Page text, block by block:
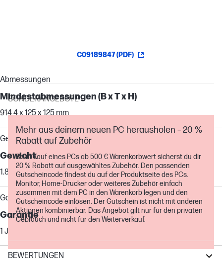
C09189847 (PDF)
Abmessungen
Mindestabmessungen (B x T x H)
914,4 x 125 x 125 mm
Gewichte
Gewicht
1.870 g
Garantie
Garantie
1 Jahr kommerzielle Garantie
Lieferumfang
SONDERANGEBOTE
Mehr aus deinem neuen PC herausholen – 20 %
Rabatt auf Zubehör
Beim Kauf eines PCs ab 500 € Warenkorbwert sicherst du dir
20 % Rabatt auf ausgewähltes Zubehör. Den passenden
Gutscheincode findest du auf der Produktseite des PCs.
Monitor, Home-Drucker oder weiteres Zubehör einfach
zusammen mit dem PC in den Warenkorb legen und den
Gutscheincode einlösen. Der Gutschein ist nicht mit anderen
Aktionen kombinierbar. Das Angebot gilt nur für den privaten
Gebrauch und nicht für den Weiterverkauf.
BEWERTUNGEN